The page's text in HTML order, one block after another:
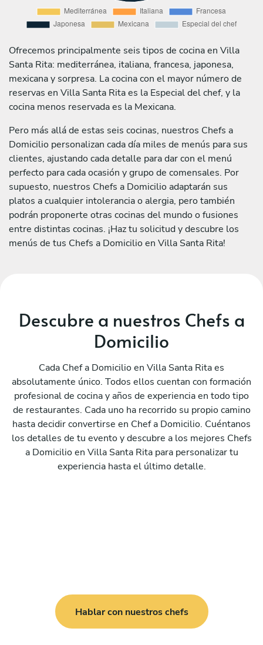
Ofrecemos principalmente seis tipos de cocina en Villa
Santa Rita: mediterránea, italiana, francesa, japonesa,
mexicana y sorpresa. La cocina con el mayor número de
reservas en Villa Santa Rita es la Especial del chef, y la
cocina menos reservada es la Mexicana.
Pero más allá de estas seis cocinas, nuestros Chefs a
Domicilio personalizan cada día miles de menús para sus
clientes, ajustando cada detalle para dar con el menú
perfecto para cada ocasión y grupo de comensales. Por
supuesto, nuestros Chefs a Domicilio adaptarán sus
platos a cualquier intolerancia o alergia, pero también
podrán proponerte otras cocinas del mundo o fusiones
entre distintas cocinas. ¡Haz tu solicitud y descubre los
menús de tus Chefs a Domicilio en Villa Santa Rita!
Descubre a nuestros Chefs a
Domicilio
Cada Chef a Domicilio en Villa Santa Rita es
absolutamente único. Todos ellos cuentan con formación
profesional de cocina y años de experiencia en todo tipo
de restaurantes. Cada uno ha recorrido su propio camino
hasta decidir convertirse en Chef a Domicilio. Cuéntanos
los detalles de tu evento y descubre a los mejores Chefs
a Domicilio en Villa Santa Rita para personalizar tu
experiencia hasta el último detalle.
Hablar con nuestros chefs